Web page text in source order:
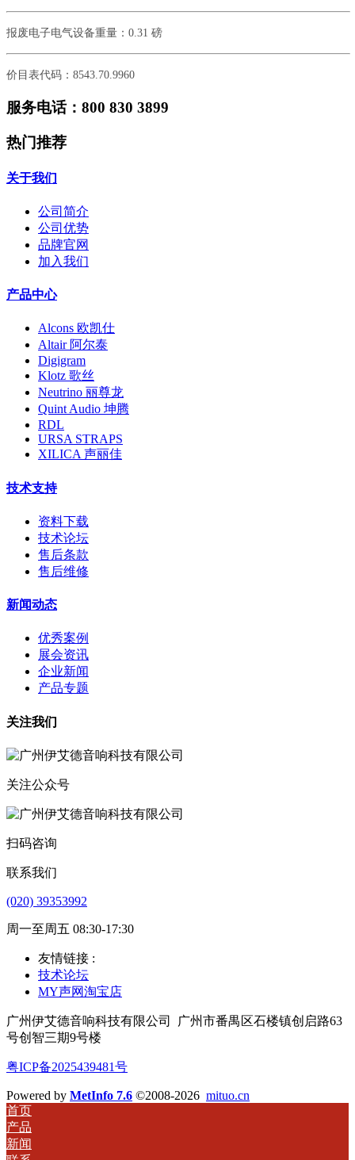
报废电子电气设备重量： 0.31 磅
价目表代码： 8543.70.9960
服务电话：800 830 3899
热门推荐
关于我们
公司简介
公司优势
品牌官网
加入我们
产品中心
Alcons 欧凯仕
Altair 阿尔泰
Digigram
Klotz 歌丝
Neutrino 丽尊龙
Quint Audio 坤腾
RDL
URSA STRAPS
XILICA 声丽佳
技术支持
资料下载
技术论坛
售后条款
售后维修
新闻动态
优秀案例
展会资讯
企业新闻
产品专题
关注我们
关注公众号
扫码咨询
联系我们
(020) 39353992
周一至周五 08:30-17:30
友情链接 :
技术论坛
MY声网淘宝店
广州伊艾德音响科技有限公司
广州市番禺区石楼镇创启路63
号创智三期9号楼
粤ICP备2025439481号
Powered by MetInfo 7.6 ©2008-2026 mituo.cn
首页
产品
新闻